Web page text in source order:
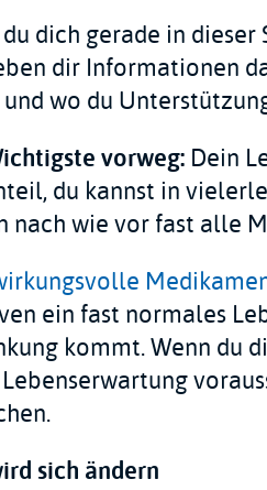
dich gerade in
dir Informationen
wo du
vorweg:Dein
du kannst in
nach wie vor fast alle
ein fast normales
kommt. Wenn du
sich ändern